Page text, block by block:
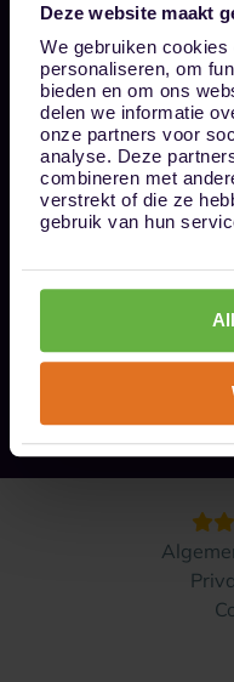
Deze website maakt
We gebruiken
personaliseren, om
bieden en om ons
delen we informatie
onze partners voor
analyse. Deze
combineren met
verstrekt of die ze
gebruik van hun
Bel ons op 085 -
info@1box.nl
Volg ons
Onze opslaglocaties
Hoe werkt het?